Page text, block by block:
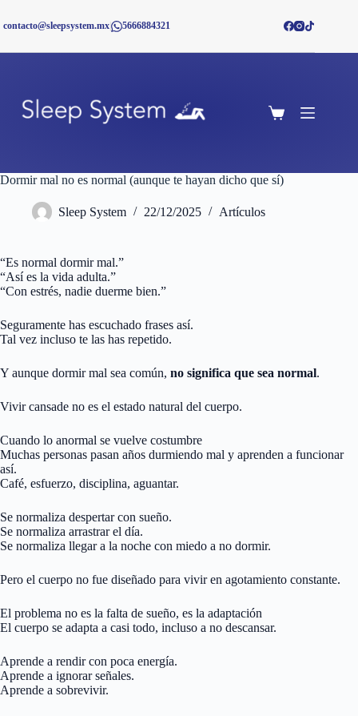
contenido
contacto@sleepsystem.mx 5666884321
Shopping
Dormir mal no es normal (aunque te hayan dicho que sí)
Sleep System 22/12/2025 Artículos
“Es normal dormir mal.”
“Así es la vida adulta.”
“Con estrés, nadie duerme bien.”
Seguramente has escuchado frases así.
Tal vez incluso te las has repetido.
Y aunque dormir mal sea común, no significa que sea normal.
Vivir cansade no es el estado natural del cuerpo.
Cuando lo anormal se vuelve costumbre
Muchas personas pasan años durmiendo mal y aprenden a funcionar
así.
Café, esfuerzo, disciplina, aguantar.
Se normaliza despertar con sueño.
Se normaliza arrastrar el día.
Se normaliza llegar a la noche con miedo a no dormir.
Pero el cuerpo no fue diseñado para vivir en agotamiento constante.
El problema no es la falta de sueño, es la adaptación
El cuerpo se adapta a casi todo, incluso a no descansar.
Aprende a rendir con poca energía.
Aprende a ignorar señales.
Aprende a sobrevivir.